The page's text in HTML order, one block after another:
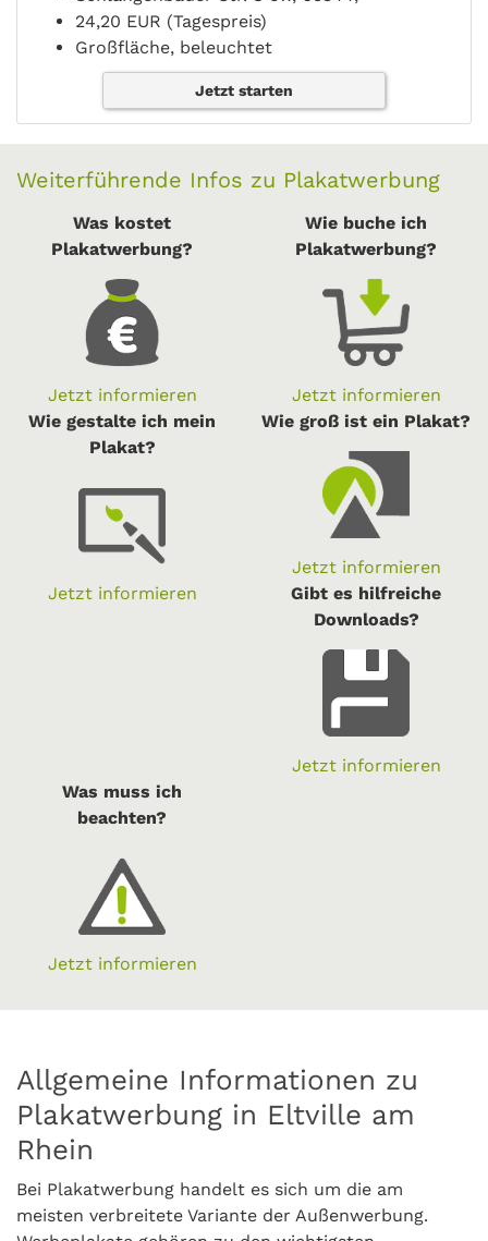
24,20 EUR (Tagespreis)
Großfläche, beleuchtet
Jetzt starten
Weiterführende Infos zu Plakatwerbung
Was kostet
Plakatwerbung?
Jetzt informieren
Wie buche ich
Plakatwerbung?
Jetzt informieren
Wie gestalte ich mein
Plakat?
Jetzt informieren
Wie groß ist ein Plakat?
Jetzt informieren
Gibt es hilfreiche
Downloads?
Jetzt informieren
Was muss ich
beachten?
Jetzt informieren
Allgemeine Informationen zu
Plakatwerbung in Eltville am
Rhein
Bei Plakatwerbung handelt es sich um die am
meisten verbreitete Variante der Außenwerbung.